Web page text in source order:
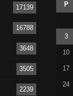
17139
16788
3648
3505
2239
P
3
10
17
24